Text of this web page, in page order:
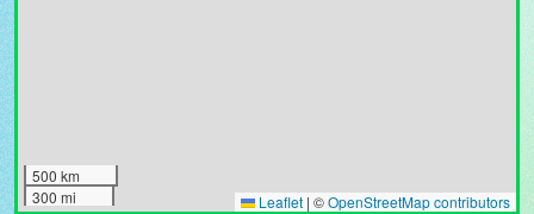
500 km
300 mi
Leaflet | ©OpenStreetMap contributors